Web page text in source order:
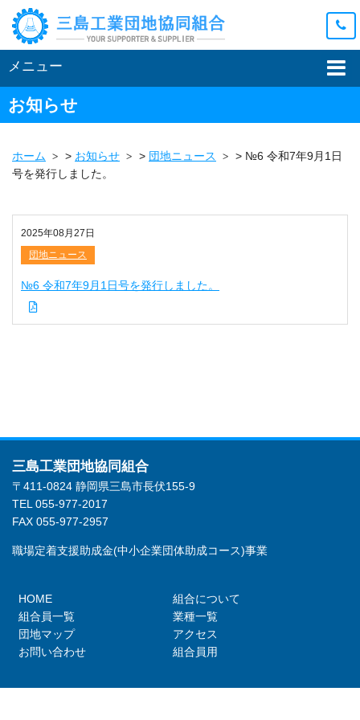
メニュー
お知らせ
ホーム > お知らせ > 団地ニュース > №6 令和7年9月1日
号を発行しました。
2025年08月27日
団地ニュース
№6 令和7年9月1日号を発行しました。
三島工業団地協同組合
〒411-0824 静岡県三島市長伏155-9
TEL 055-977-2017
FAX 055-977-2957
職場定着支援助成金(中小企業団体助成コース)事業
HOME
組合について
組合員一覧
業種一覧
団地マップ
アクセス
お問い合わせ
組合員用